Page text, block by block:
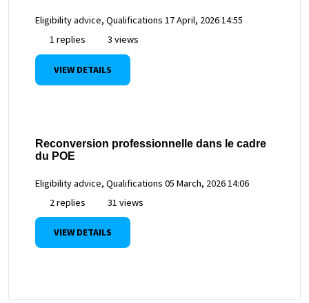
Eligibility advice, Qualifications 17 April, 2026 14:55
1 replies
3 views
VIEW DETAILS
Reconversion professionnelle dans le cadre
du POE
Eligibility advice, Qualifications 05 March, 2026 14:06
2 replies
31 views
VIEW DETAILS